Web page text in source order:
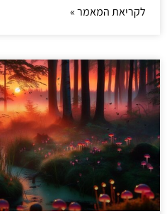
לקריאת המאמר »